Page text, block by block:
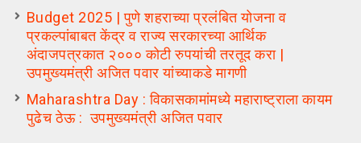
Budget 2025 | पुणे शहराच्या प्रलंबित योजना व
प्रकल्पांबाबत केंद्र व राज्य सरकारच्या आर्थिक
अंदाजपत्रकात २००० कोटी रुपयांची तरतूद करा |
उपमुख्यमंत्री अजित पवार यांच्याकडे मागणी
Maharashtra Day : विकासकामांमध्ये महाराष्ट्राला कायम
पुढेच ठेऊ : उपमुख्यमंत्री अजित पवार